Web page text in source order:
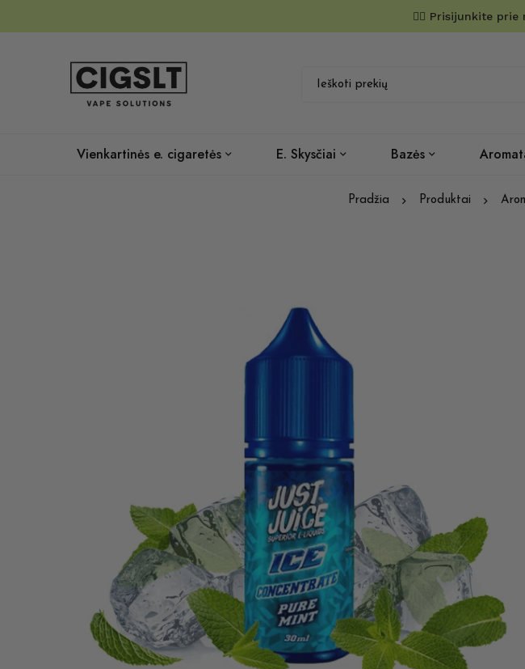
✌🏼 Prisijunkite prie
Vienkartinės e. cigaretės E. Skysčiai Bazės
Pradžia Produktai